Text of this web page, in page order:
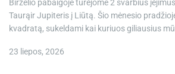
Birželio pabaigoje turėjome 2 svarbius
Taurąir Jupiteris į Liūtą. Šio mėnesio
kvadratą, sukeldami kai kuriuos giliausius
23 liepos, 2026